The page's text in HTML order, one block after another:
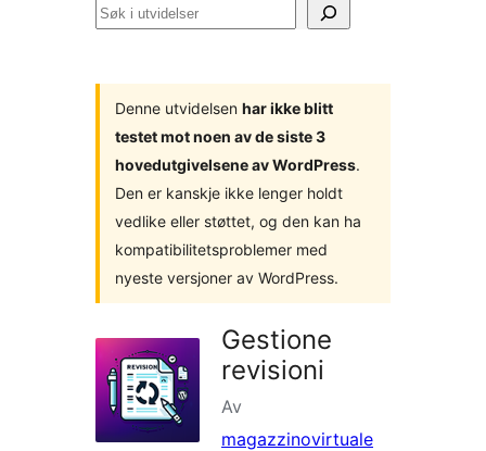
Søk
Denne utvidelsen har ikke blitt
testet mot noen av de siste 3
hovedutgivelsene av WordPress.
Den er kanskje ikke lenger holdt
vedlike eller støttet, og den kan ha
kompatibilitetsproblemer med
nyeste versjoner av WordPress.
Gestione
revisioni
Av
magazzinovirtuale